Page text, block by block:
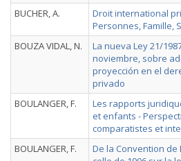
BUCHER, A.
Droit international
Personnes, Famille,
BOUZA VIDAL, N.
La nueva Ley 21/
noviembre, sobre
proyección en el
privado
BOULANGER, F.
Les rapports
et enfants -
comparatistes et
BOULANGER, F.
De la Convention de